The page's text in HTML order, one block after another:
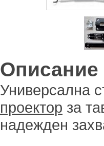
Описание
Универсална
проектор за
надежден